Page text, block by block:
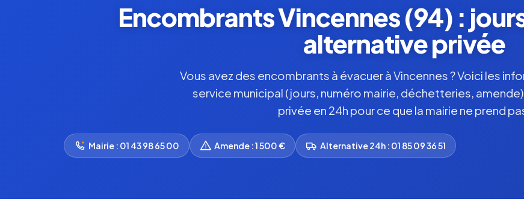
Encombrants Vincennes (94) :
alternative privée
Vous avez des encombrants à évacuer à Vincennes ? Voici les
service municipal (jours, numéro mairie, déchetteries,
privée en 24h pour ce que la mairie ne prend
Mairie : 01 43 98 65 00 Amende : 1 500 € Alternative 24h : 01 85 09 36 51